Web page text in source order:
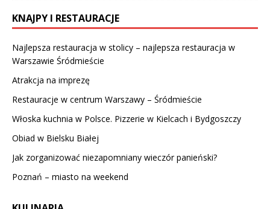
KNAJPY I RESTAURACJE
Najlepsza restauracja w stolicy – najlepsza restauracja w
Warszawie Śródmieście
Atrakcja na imprezę
Restauracje w centrum Warszawy – Śródmieście
Włoska kuchnia w Polsce. Pizzerie w Kielcach i Bydgoszczy
Obiad w Bielsku Białej
Jak zorganizować niezapomniany wieczór panieński?
Poznań – miasto na weekend